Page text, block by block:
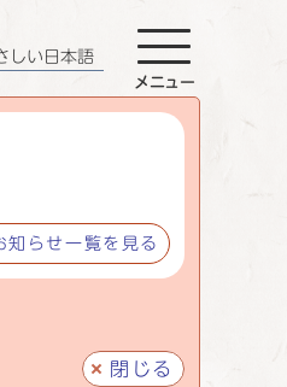
知らせ一覧を見る
閉じる
しい日本語
メニュー